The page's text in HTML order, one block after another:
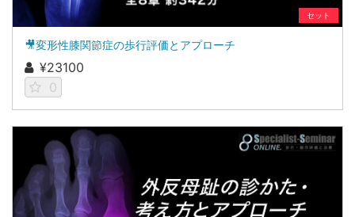
セット
🎥変形性膝関節症の歩行評価とアプローチ
¥23100
0